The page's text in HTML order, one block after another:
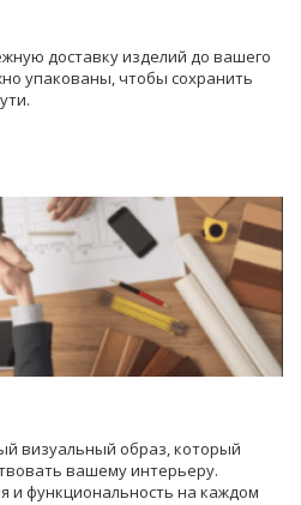
доставку изделий до вашего
упакованы, чтобы сохранить
визуальный образ, который
вашему интерьеру.
и функциональность на каждом